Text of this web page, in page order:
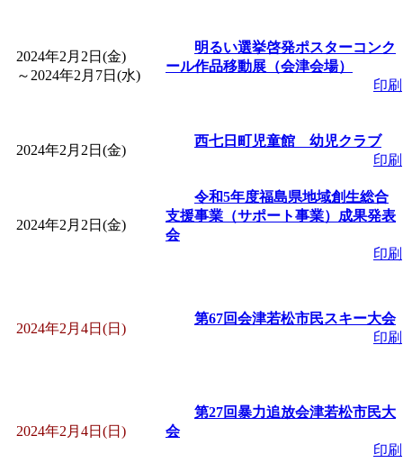
「子育て講座「ばん
「子育て交流広場「
間：2026/07/13～2026/
子育て交流広場「
間：2026/08/10～
赤ちゃん子育て講
付期間：2026/08/10～
赤ちゃん子育て講
2024年2月2日(金)
～ 2024年2月7日(水)
明るい選挙啓発ポスターコンク
ール作品移動展（会津会場）
印刷
2024年2月2日(金)
西七日町児童館 幼児クラブ
印刷
2024年2月2日(金)
令和5年度福島県地域創生総合
支援事業（サポート事業）成果発表
会
印刷
2024年2月4日(日)
第67回会津若松市民スキー大会
印刷
2024年2月4日(日)
第27回暴力追放会津若松市民大
会
印刷